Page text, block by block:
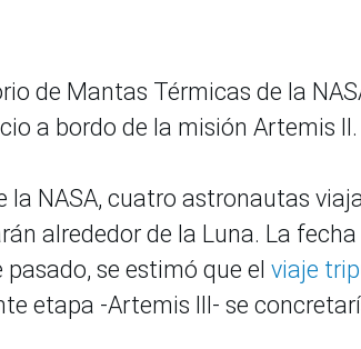
de Mantas Térmicas de la
a bordo de la misión Artemis II.
la NASA, cuatro astronautas
alrededor de la Luna. La
se estimó que el viaje
etapa -Artemis III- se